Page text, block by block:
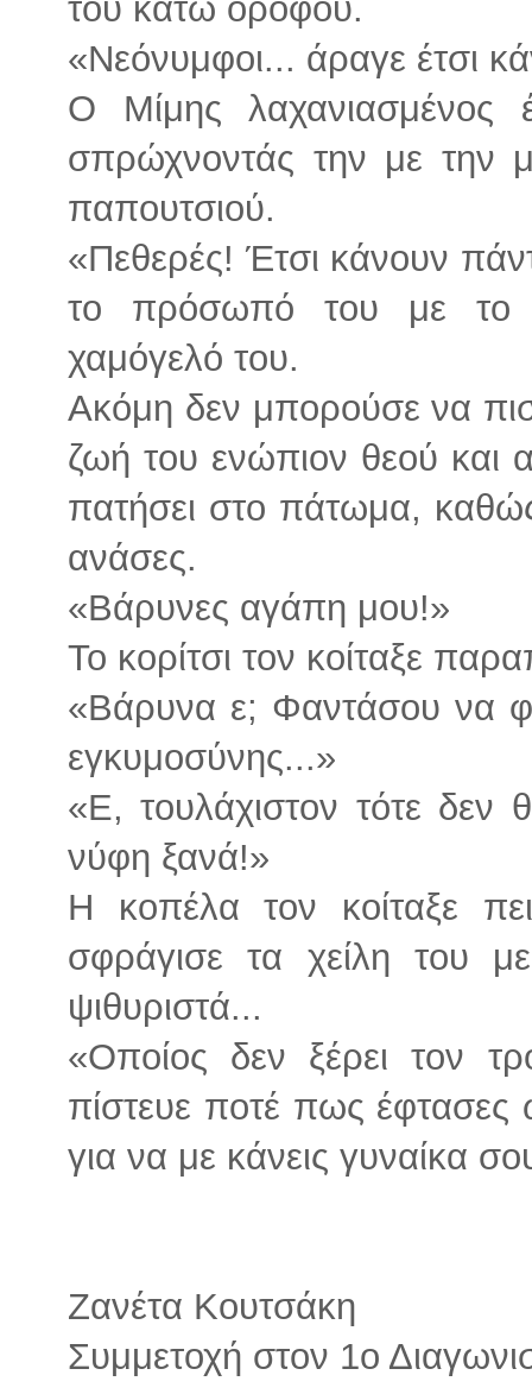
του κάτω ορόφου.
«Νεόνυμφοι... άραγε έτσι
Ο Μίμης λαχανιασμένος
σπρώχνοντάς την με την
παπουτσιού.
«Πεθερές! Έτσι κάνουν
το πρόσωπό του με το
χαμόγελό του.
Ακόμη δεν μπορούσε να
ζωή του ενώπιον θεού
πατήσει στο πάτωμα,
ανάσες.
«Βάρυνες αγάπη μου!»
Το κορίτσι τον κοίταξε
«Βάρυνα ε; Φαντάσου να
εγκυμοσύνης...»
«Ε, τουλάχιστον τότε δεν
νύφη ξανά!»
Η κοπέλα τον κοίταξε
σφράγισε τα χείλη του
ψιθυριστά...
«Οποίος δεν ξέρει τον
πίστευε ποτέ πως
για να με κάνεις γυναίκα
Ζανέτα Κουτσάκη
Συμμετοχή στον 1ο